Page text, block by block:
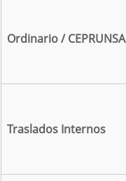
Ordinario / CEPRUNSA
Traslados Internos